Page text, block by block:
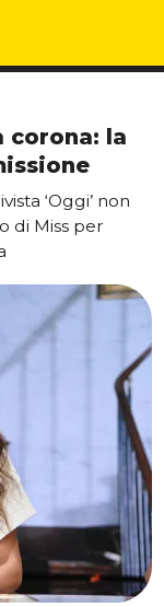
corona: la
‘Oggi’ non
di Miss per